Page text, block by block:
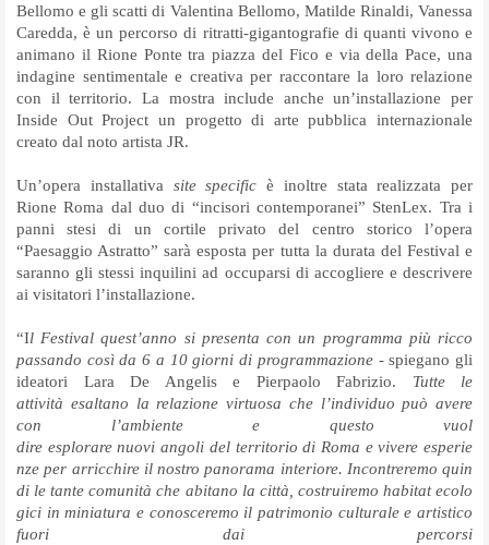
Bellomo e gli scatti di Valentina Bellomo, Matilde Rinaldi, Vanessa
Caredda, è un percorso di ritratti-gigantografie di quanti vivono e
animano il Rione Ponte tra piazza del Fico e via della Pace, una
indagine sentimentale e creativa per raccontare la loro relazione
con il territorio. La mostra include anche un’installazione per
Inside Out Project un progetto di arte pubblica internazionale
creato dal noto artista JR.
Un’opera installativa site specific è inoltre stata realizzata per
Rione Roma dal duo di “incisori contemporanei” StenLex. Tra i
panni stesi di un cortile privato del centro storico l’opera
“Paesaggio Astratto” sarà esposta per tutta la durata del Festival e
saranno gli stessi inquilini ad occuparsi di accogliere e descrivere
ai visitatori l’installazione.
“Il Festival quest’anno si presenta con un programma più ricco
passando così da 6 a 10 giorni di programmazione- spiegano gli
ideatori Lara De Angelis e Pierpaolo Fabrizio. Tutte le
attività esaltano la relazione virtuosa che l’individuo può avere
con l’ambiente e questo vuol
dire esplorare nuovi angoli del territorio di Roma e vivere esperie
nze per arricchire il nostro panorama interiore. Incontreremo quin
di le tante comunità che abitano la città, costruiremo habitat ecolo
gici in miniatura e conosceremo il patrimonio culturale e artistico
fuori dai percorsi